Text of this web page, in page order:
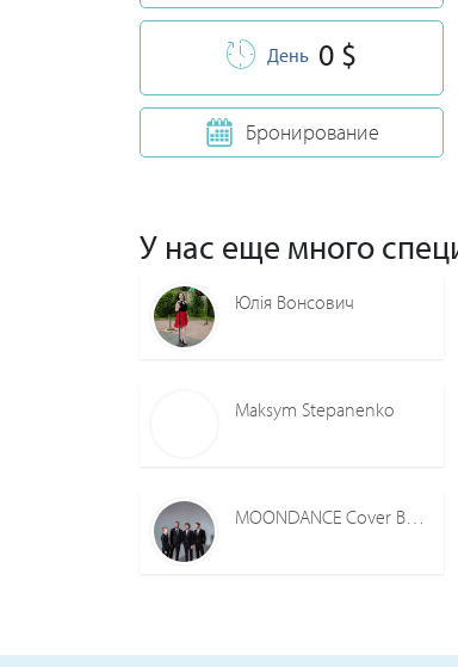
День 0 $
Бронирование
У нас еще много
Юлія Вонсович
Maksym Stepanenko
MOONDANCE Cover Band